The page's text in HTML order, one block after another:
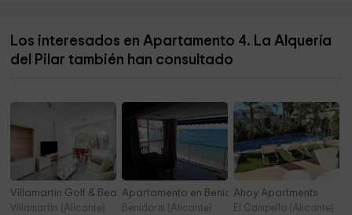
Museo De La Muñeca 9,4 km
Los interesados en Apartamento 4. La Alquería
del Pilar también han consultado
Villamartin Golf & Beach
Villamartin (Alicante)
Apartamento en Benidorm en 1a línea del mar
Benidorm (Alicante)
Ahoy Apartments
El Campello (Alicante)